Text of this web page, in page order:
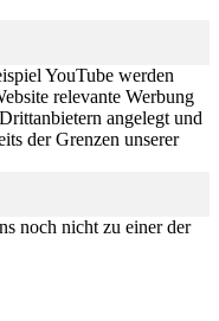
YouTube werden
relevante Werbung
angelegt und
der Grenzen unserer
noch nicht zu einer der